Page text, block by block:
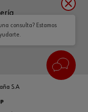
S.A
consulta? Estamos